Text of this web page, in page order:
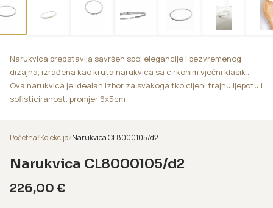
Narukvica predstavlja savršen spoj elegancije i bezvremenog
dizajna, izrađena kao kruta narukvica sa cirkonim vječni klasik .
Ova narukvica je idealan izbor za svakoga tko cijeni trajnu ljepotu i
sofisticiranost. promjer 6x5cm
Početna/Kolekcija/Narukvica CL8000105/d2
Narukvica CL8000105/d2
226,00 €